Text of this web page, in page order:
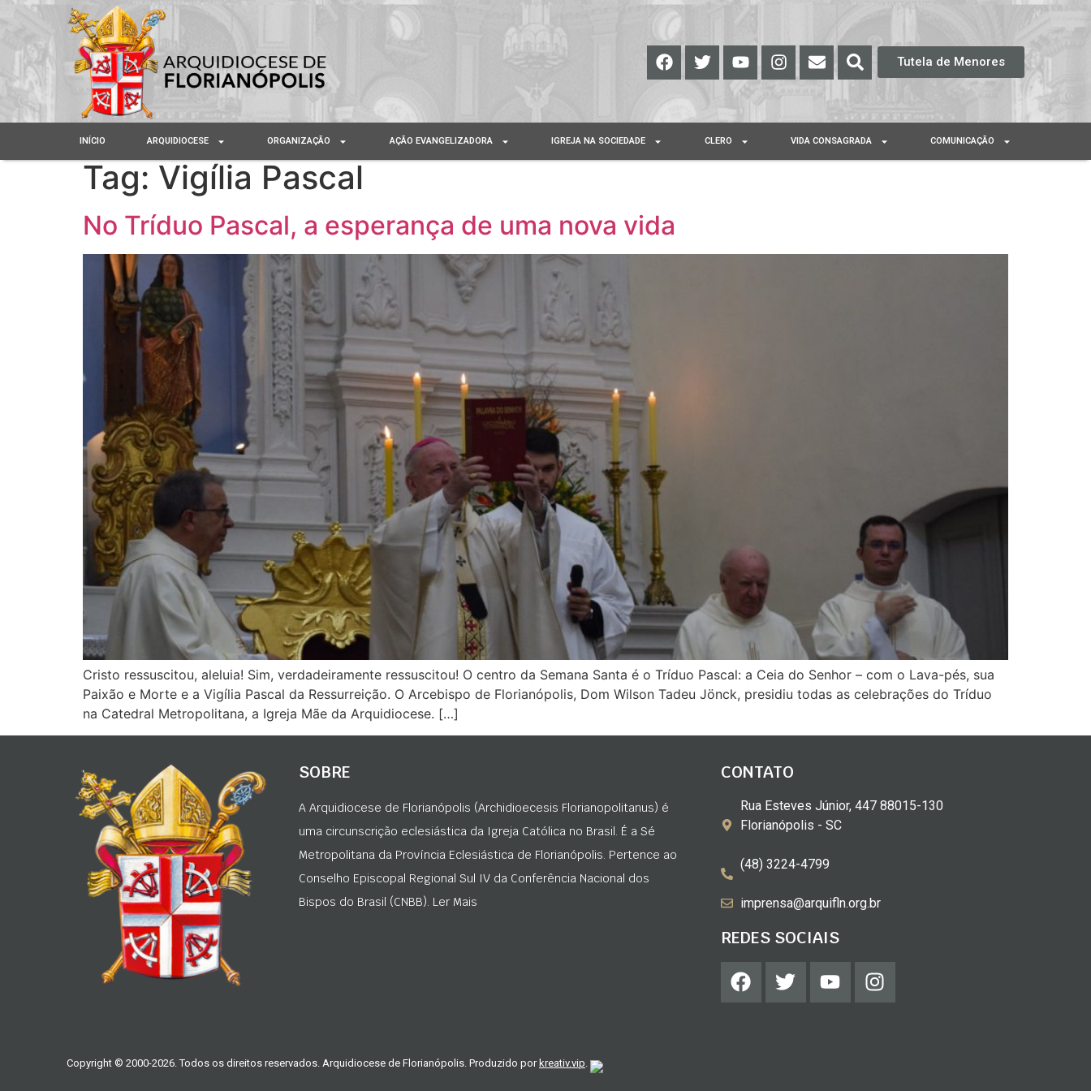
Tutela de Menores
INÍCIO ARQUIDIOCESE ORGANIZAÇÃO AÇÃO EVANGELIZADORA IGREJA NA SOCIEDADE CLERO VIDA CONSAGRADA COMUNICAÇÃO
Tag: Vigília Pascal
No Tríduo Pascal, a esperança de uma nova vida
Cristo ressuscitou, aleluia! Sim, verdadeiramente ressuscitou! O centro da Semana Santa é o Tríduo Pascal: a Ceia do Senhor – com o Lava-pés, sua
Paixão e Morte e a Vigília Pascal da Ressurreição. O Arcebispo de Florianópolis, Dom Wilson Tadeu Jönck, presidiu todas as celebrações do Tríduo
na Catedral Metropolitana, a Igreja Mãe da Arquidiocese. […]
SOBRE
A Arquidiocese de Florianópolis (Archidioecesis Florianopolitanus) é
uma circunscrição eclesiástica da Igreja Católica no Brasil. É a Sé
Metropolitana da Província Eclesiástica de Florianópolis. Pertence ao
Conselho Episcopal Regional Sul IV da Conferência Nacional dos
Bispos do Brasil (CNBB). Ler Mais
CONTATO
Rua Esteves Júnior, 447 88015-130
Florianópolis - SC
(48) 3224-4799
imprensa@arquifln.org.br
REDES SOCIAIS
Copyright © 2000-2026. Todos os direitos reservados. Arquidiocese de Florianópolis. Produzido porkreativ.vip